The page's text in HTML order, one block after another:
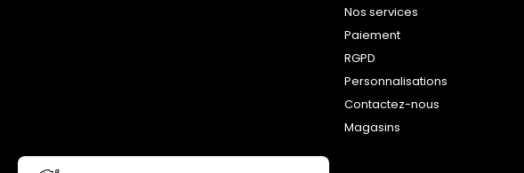
Nos services
Paiement
RGPD
Personnalisations
Contactez-nous
Magasins